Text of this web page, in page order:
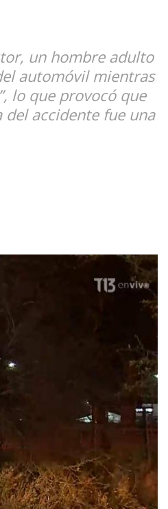
un hombre adulto
automóvil mientras
lo que provocó que
accidente fue una